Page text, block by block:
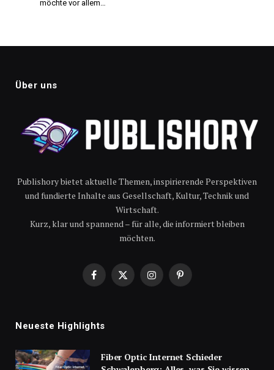
möchte vor allem…
Über uns
Publishory bietet aktuelle Themen, inspirierende Perspektiven
und fundierte Inhalte aus Gesellschaft, Kultur, Technik und
Wirtschaft.
Kurz, klar und spannend – für alle, die informiert bleiben
möchten.
Facebook
X
InstagramPinterest
Neueste Highlights
Fiber Optic Internet Schieder